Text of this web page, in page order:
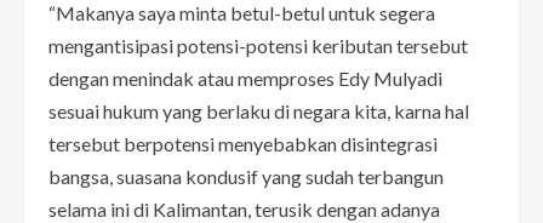
“Makanya saya minta betul-betul untuk segera
mengantisipasi potensi-potensi keributan tersebut
dengan menindak atau memproses Edy Mulyadi
sesuai hukum yang berlaku di negara kita, karna hal
tersebut berpotensi menyebabkan disintegrasi
bangsa, suasana kondusif yang sudah terbangun
selama ini di Kalimantan, terusik dengan adanya